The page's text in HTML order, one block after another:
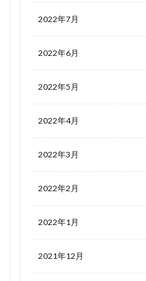
2022年7月
2022年6月
2022年5月
2022年4月
2022年3月
2022年2月
2022年1月
2021年12月